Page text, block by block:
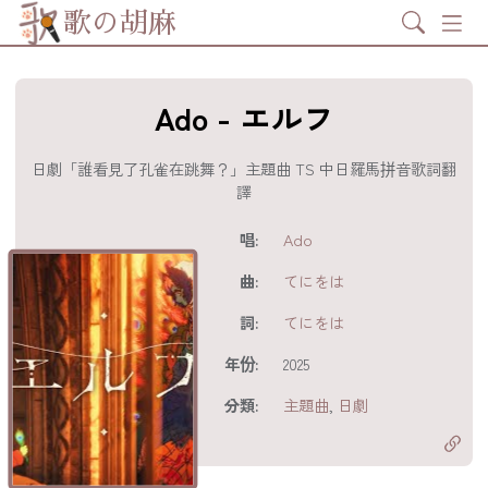
歌の胡麻 Search
Ado - エルフ
日劇「誰看見了孔雀在跳舞？」主題曲 TS 中日羅馬拼音歌詞翻
譯
唱:
Ado
曲:
てにをは
詞:
てにをは
年份:
2025
分類:
主題曲 日劇
分享至
享至 X
分享至